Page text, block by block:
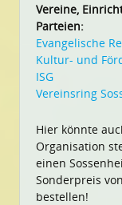
Vereine,
Parteien:
Evangelische
Kultur- und
ISG
Vereinsring
Hier könnte
Organisation
einen
Sonderpreis
bestellen!